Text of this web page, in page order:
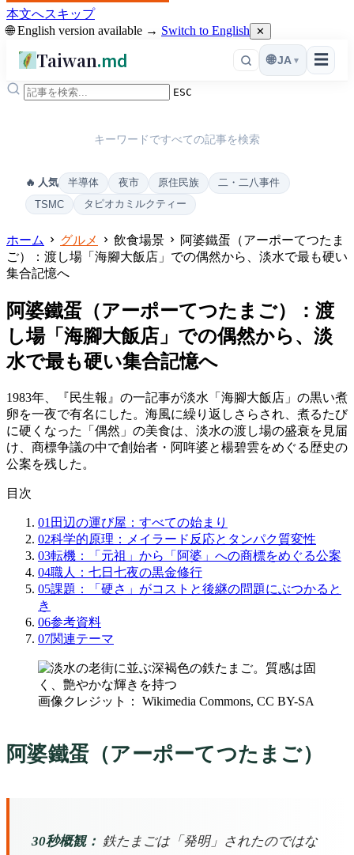
本文へスキップ
🌐 English version available → Switch to English ✕
Taiwan.md ☰
🌐 JA ▾
ESC
キーワードですべての記事を検索
🔥 人気 半導体 夜市 原住民族
二・二八事件
TSMC
タピオカミルクティー
ホーム グルメ 飲食場景
阿婆鐵蛋（アーポーてつたま
ご）：渡し場「海腳大飯店」での偶然から、淡水で最も硬い
集合記憶へ
阿婆鐵蛋（アーポーてつたまご）：渡
し場「海腳大飯店」での偶然から、淡
水で最も硬い集合記憶へ
1983年、『民生報』の一記事が淡水「海腳大飯店」の黒い煮
卵を一夜で有名にした。海風に繰り返しさらされ、煮るたび
に硬くなった「偶然」の美食は、淡水の渡し場の盛衰を見届
け、商標争議の中で創始者・阿哖婆と楊碧雲をめぐる歴史の
公案を残した。
目次
01 田辺の運び屋：すべての始まり
02科学的原理：メイラード反応とタンパク質変性
03転機：「元祖」から「阿婆」への商標をめぐる公案
04職人：七日七夜の黒金修行
05課題：「硬さ」がコストと後継の問題にぶつかると
き
06参考資料
07関連テーマ
画像クレジット： Wikimedia Commons, CC BY-SA
阿婆鐵蛋（アーポーてつたまご）
30秒概観： 鉄たまごは「発明」されたのではな